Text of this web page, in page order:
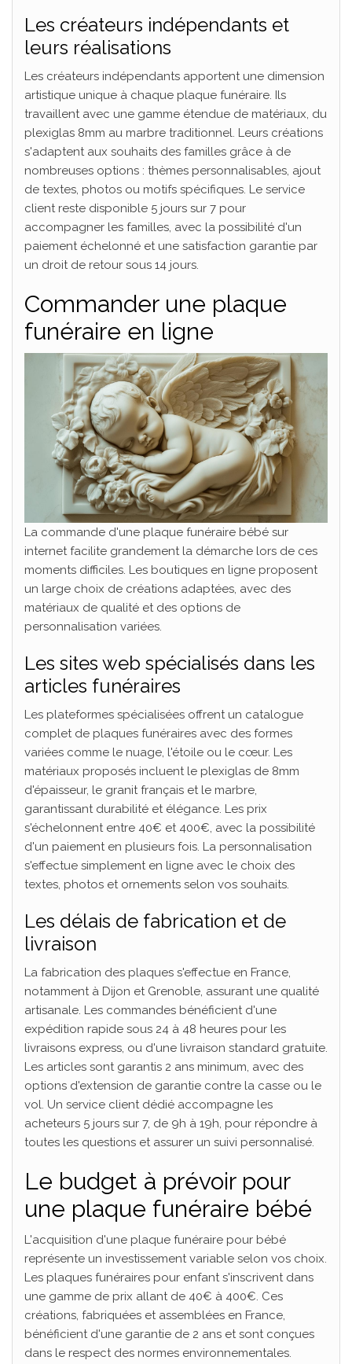
Les créateurs indépendants et
leurs réalisations
Les créateurs indépendants apportent une dimension
artistique unique à chaque plaque funéraire. Ils
travaillent avec une gamme étendue de matériaux, du
plexiglas 8mm au marbre traditionnel. Leurs créations
s'adaptent aux souhaits des familles grâce à de
nombreuses options : thèmes personnalisables, ajout
de textes, photos ou motifs spécifiques. Le service
client reste disponible 5 jours sur 7 pour
accompagner les familles, avec la possibilité d'un
paiement échelonné et une satisfaction garantie par
un droit de retour sous 14 jours.
Commander une plaque
funéraire en ligne
La commande d'une plaque funéraire bébé sur
internet facilite grandement la démarche lors de ces
moments difficiles. Les boutiques en ligne proposent
un large choix de créations adaptées, avec des
matériaux de qualité et des options de
personnalisation variées.
Les sites web spécialisés dans les
articles funéraires
Les plateformes spécialisées offrent un catalogue
complet de plaques funéraires avec des formes
variées comme le nuage, l'étoile ou le cœur. Les
matériaux proposés incluent le plexiglas de 8mm
d'épaisseur, le granit français et le marbre,
garantissant durabilité et élégance. Les prix
s'échelonnent entre 40€ et 400€, avec la possibilité
d'un paiement en plusieurs fois. La personnalisation
s'effectue simplement en ligne avec le choix des
textes, photos et ornements selon vos souhaits.
Les délais de fabrication et de
livraison
La fabrication des plaques s'effectue en France,
notamment à Dijon et Grenoble, assurant une qualité
artisanale. Les commandes bénéficient d'une
expédition rapide sous 24 à 48 heures pour les
livraisons express, ou d'une livraison standard gratuite.
Les articles sont garantis 2 ans minimum, avec des
options d'extension de garantie contre la casse ou le
vol. Un service client dédié accompagne les
acheteurs 5 jours sur 7, de 9h à 19h, pour répondre à
toutes les questions et assurer un suivi personnalisé.
Le budget à prévoir pour
une plaque funéraire bébé
L'acquisition d'une plaque funéraire pour bébé
représente un investissement variable selon vos choix.
Les plaques funéraires pour enfant s'inscrivent dans
une gamme de prix allant de 40€ à 400€. Ces
créations, fabriquées et assemblées en France,
bénéficient d'une garantie de 2 ans et sont conçues
dans le respect des normes environnementales.